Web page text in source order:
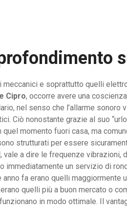
meccanici e soprattutto quelli
Cipro, occorre avere una
nel senso che l’allarme
Ciò nonostante grazie al suo
quel momento fuori casa, ma
strutturati per essere
vale a dire le frequenze vibrazioni,
immediatamente un servizio di
anno fa erano quelli
quelli più a buon mercato o
in modo ottimale. Il